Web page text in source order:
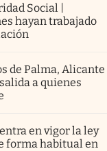
Social |
hayan trabajado
de Palma, Alicante
a quienes
en vigor la ley
forma habitual en